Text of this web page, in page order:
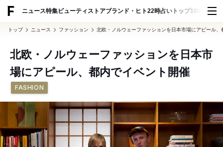
ニュース特集ビューティ ストアブランド・ヒト22時占い トップ100 スナッ
トップ ニュース ファッション 北欧・ノルウェーファッションを日本市場にアピール、
北欧・ノルウェーファッションを日本市
場にアピール、都内でイベント開催
FASHION